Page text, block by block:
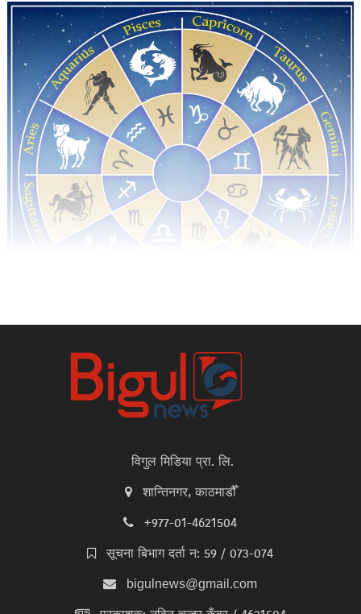
विगुल मिडिया प्रा. लि.
शान्तिनगर, काठमाडौँ
+977-01-4621504
सूचना बिभाग दर्ता न: 59 / 073-074
bigulnews@gmail.com